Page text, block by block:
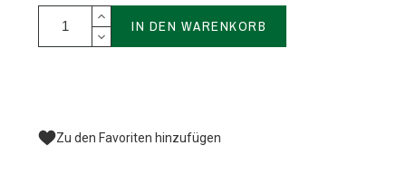
IN DEN WARENKORB
Zu den Favoriten hinzufügen